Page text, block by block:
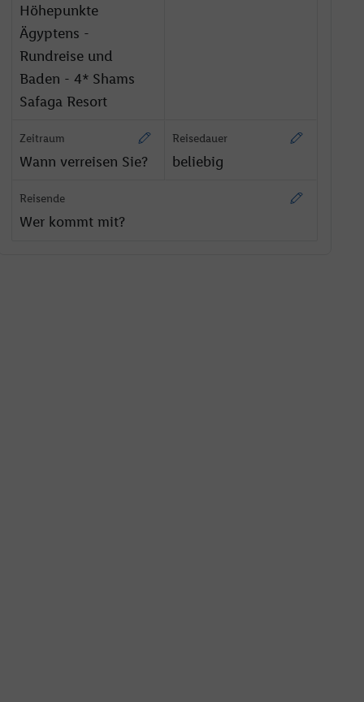
Höhepunkte
Ägyptens -
Rundreise und
Baden - 4* Shams
Safaga Resort
Zeitraum
Wann verreisen Sie?
Reisedauer
beliebig
Reisende
Wer kommt mit?